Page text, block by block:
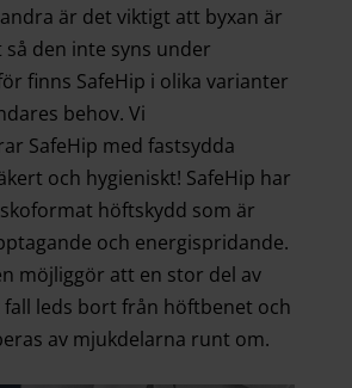
är det viktigt att byxan är
den inte syns under
finns SafeHip i olika varianter
behov. Vi
SafeHip med fastsydda
och hygieniskt! SafeHip har
höftskydd som är
och energispridande.
möjliggör att en stor del av
leds bort från höftbenet och
av mjukdelarna runt om.